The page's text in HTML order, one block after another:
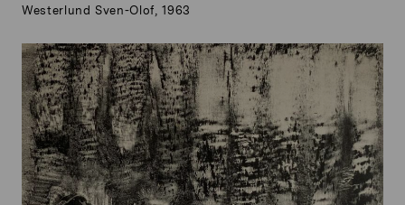
Westerlund Sven-Olof, 1963